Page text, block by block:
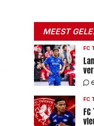
MEEST
FC
FC